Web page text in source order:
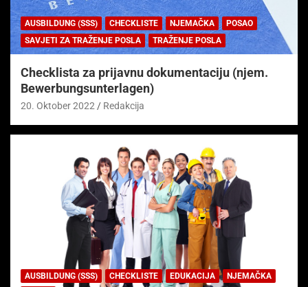
AUSBILDUNG (SSS) CHECKLISTE NJEMAČKA
POSAO
SAVJETI ZA TRAŽENJE POSLA
TRAŽENJE POSLA
Checklista za prijavnu dokumentaciju (njem.
Bewerbungsunterlagen)
20. Oktober 2022 Redakcija
AUSBILDUNG (SSS) CHECKLISTE EDUKACIJA
NJEMAČKA